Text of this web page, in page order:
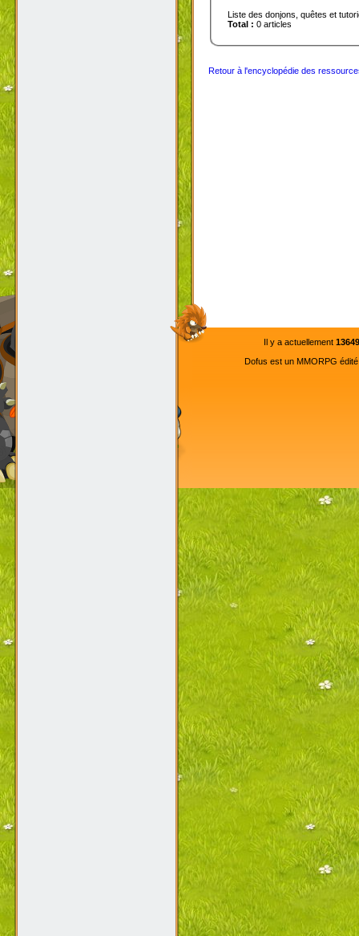
Liste des donjons, quêtes et
Total : 0 articles
Retour à l'encyclopédie des
Il y a actuellement 13649
Dofus est un MMORPG